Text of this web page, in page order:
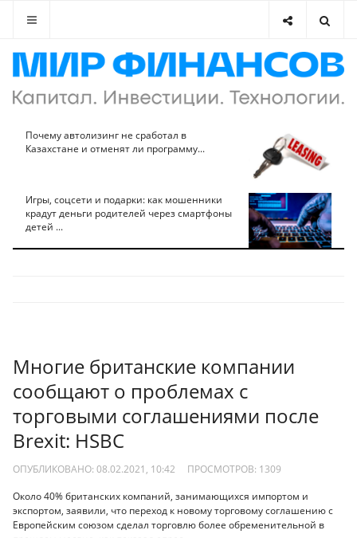
Почему автолизинг не сработал в
Казахстане и отменят ли программу...
Игры, соцсети и подарки: как мошенники
крадут деньги родителей через смартфоны
детей ...
Многие британские компании
сообщают о проблемах с
торговыми соглашениями после
Brexit: HSBC
ОПУБЛИКОВАНО: 08.02.2021, 10:42 ПРОСМОТРОВ: 1309
Около 40% британских компаний, занимающихся импортом и
экспортом, заявили, что переход к новому торговому соглашению с
Европейским союзом сделал торговлю более обременительной в